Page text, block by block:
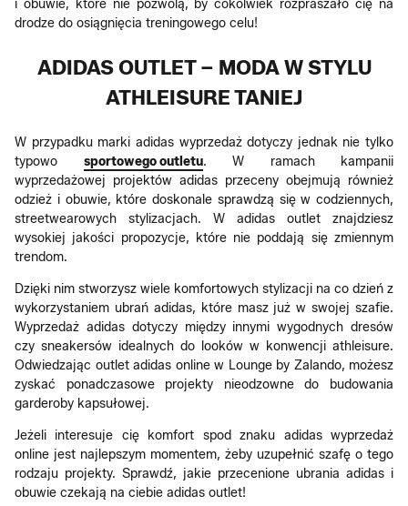
i obuwie, które nie pozwolą, by cokolwiek rozpraszało cię na
drodze do osiągnięcia treningowego celu!
ADIDAS OUTLET – MODA W STYLU
ATHLEISURE TANIEJ
W przypadku marki adidas wyprzedaż dotyczy jednak nie tylko
typowo sportowego outletu. W ramach kampanii
wyprzedażowej projektów adidas przeceny obejmują również
odzież i obuwie, które doskonale sprawdzą się w codziennych,
streetwearowych stylizacjach. W adidas outlet znajdziesz
wysokiej jakości propozycje, które nie poddają się zmiennym
trendom.
Dzięki nim stworzysz wiele komfortowych stylizacji na co dzień z
wykorzystaniem ubrań adidas, które masz już w swojej szafie.
Wyprzedaż adidas dotyczy między innymi wygodnych dresów
czy sneakersów idealnych do looków w konwencji athleisure.
Odwiedzając outlet adidas online w Lounge by Zalando, możesz
zyskać ponadczasowe projekty nieodzowne do budowania
garderoby kapsułowej.
Jeżeli interesuje cię komfort spod znaku adidas wyprzedaż
online jest najlepszym momentem, żeby uzupełnić szafę o tego
rodzaju projekty. Sprawdź, jakie przecenione ubrania adidas i
obuwie czekają na ciebie adidas outlet!